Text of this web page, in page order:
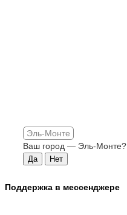
Эль-Монте
Ваш город — Эль-Монте?
Поддержка в мессенджере